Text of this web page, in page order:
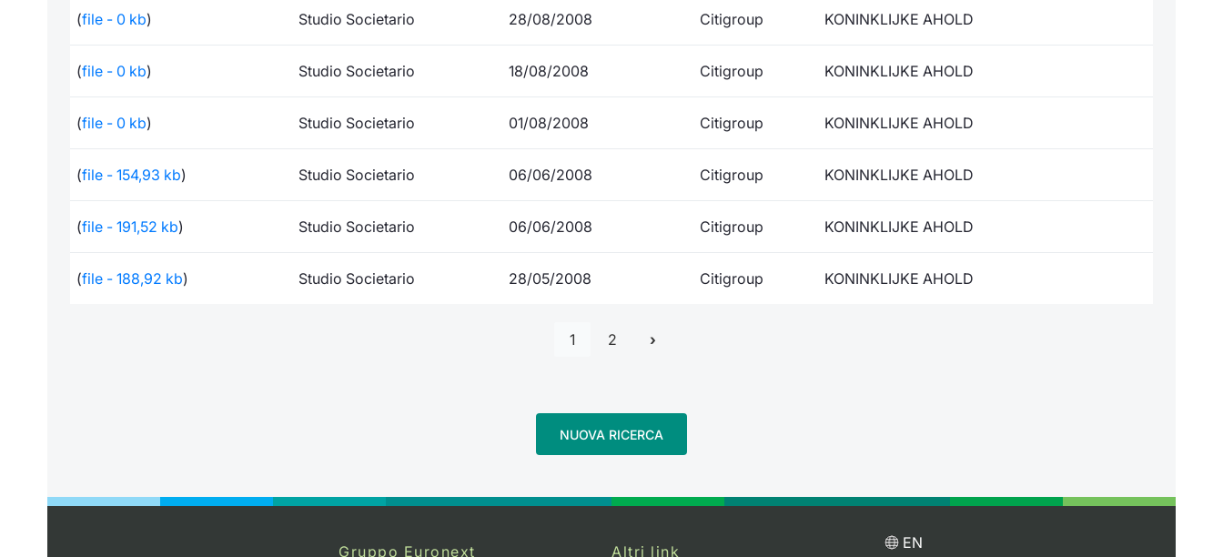
(file - 0 kb) Studio Societario 28/08/2008 Citigroup KONINKLIJKE AHOLD
(file - 0 kb) Studio Societario 18/08/2008 Citigroup KONINKLIJKE AHOLD
(file - 0 kb) Studio Societario 01/08/2008 Citigroup KONINKLIJKE AHOLD
(file - 154,93 kb) Studio Societario 06/06/2008 Citigroup KONINKLIJKE AHOLD
(file - 191,52 kb) Studio Societario 06/06/2008 Citigroup KONINKLIJKE AHOLD
(file - 188,92 kb) Studio Societario 28/05/2008 Citigroup KONINKLIJKE AHOLD
1 2
NUOVA RICERCA
Gruppo Euronext Altri link EN